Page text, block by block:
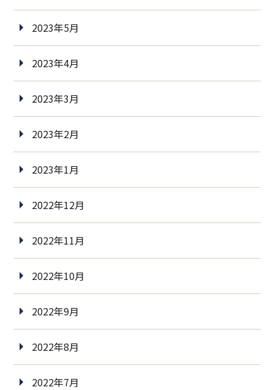
2023年5月
2023年4月
2023年3月
2023年2月
2023年1月
2022年12月
2022年11月
2022年10月
2022年9月
2022年8月
2022年7月